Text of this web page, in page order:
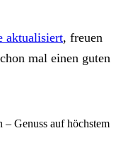
aktualisiert, freuen
mal einen guten
– Genuss auf höchstem